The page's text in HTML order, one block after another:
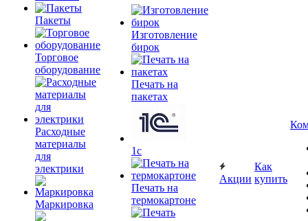
Пакеты
Торговое
оборудование
Расходные
материалы
для
электрики
Маркировка
Изготовление
бирок
Печать на
пакетах
1c
Печать на
термокартоне
Акции
Как
купить